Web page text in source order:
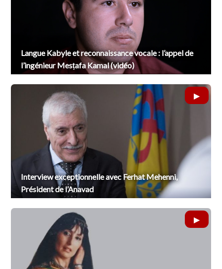
Langue Kabyle et reconnaissance vocale : l’appel de
l’ingénieur Mesṭafa Kamal (vidéo)
Interview exceptionnelle avec Ferhat Mehenni,
Président de l’Anavad